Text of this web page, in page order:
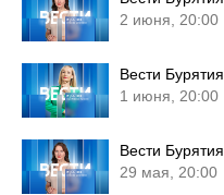
2 июня, 20:00
Вести Бурятия
1 июня, 20:00
Вести Бурятия
29 мая, 20:00